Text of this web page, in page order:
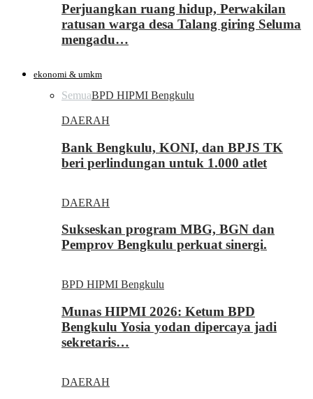
Perjuangkan ruang hidup, Perwakilan
ratusan warga desa Talang giring Seluma
mengadu…
ekonomi & umkm
SemuaBPD HIPMI Bengkulu
DAERAH
Bank Bengkulu, KONI, dan BPJS TK
beri perlindungan untuk 1.000 atlet
DAERAH
Sukseskan program MBG, BGN dan
Pemprov Bengkulu perkuat sinergi.
BPD HIPMI Bengkulu
Munas HIPMI 2026: Ketum BPD
Bengkulu Yosia yodan dipercaya jadi
sekretaris…
DAERAH